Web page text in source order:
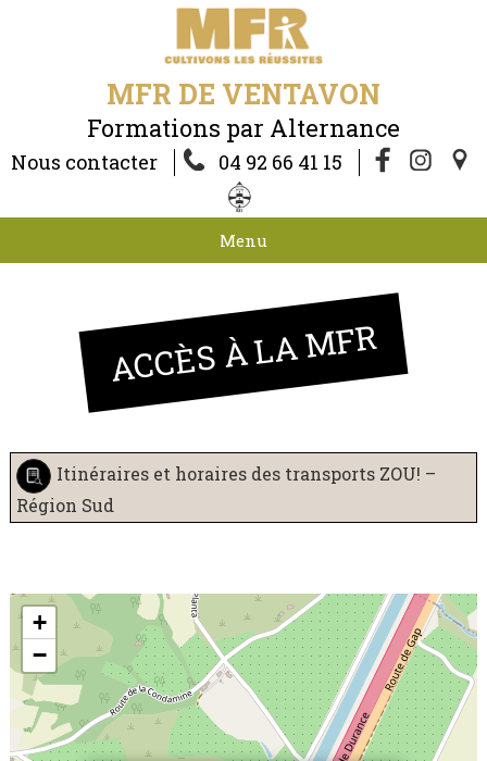
MFR DE VENTAVON
Formations par Alternance
Nous contacter 04 92 66 41 15
Menu
ACCÈS À LA MFR
Itinéraires et horaires des transports ZOU! –
Région Sud
+
−